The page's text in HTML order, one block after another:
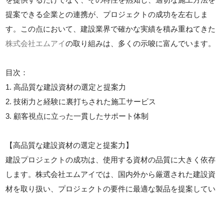
提案できる企業との連携が、プロジェクトの成功を左右しま
す。この点において、建設業界で確かな実績を積み重ねてきた
株式会社エムアイの取り組みは、多くの示唆に富んでいます。
目次：
1. 高品質な建設資材の選定と提案力
2. 技術力と経験に裏打ちされた施工サービス
3. 顧客視点に立った一貫したサポート体制
【高品質な建設資材の選定と提案力】
建設プロジェクトの成功は、使用する資材の品質に大きく依存
します。株式会社エムアイでは、国内外から厳選された建設資
材を取り扱い、プロジェクトの要件に最適な製品を提案してい